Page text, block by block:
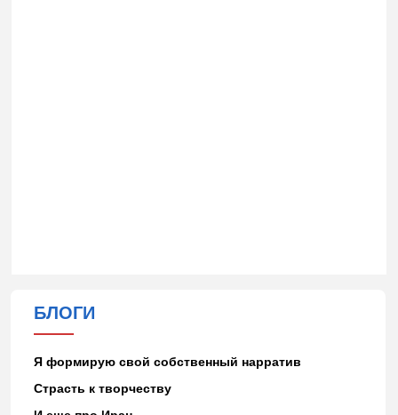
БЛОГИ
Я формирую свой собственный нарратив
Страсть к творчеству